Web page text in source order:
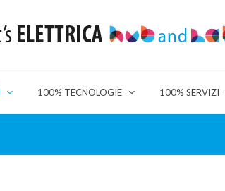
100% TECNOLOGIE 100% SERVIZI